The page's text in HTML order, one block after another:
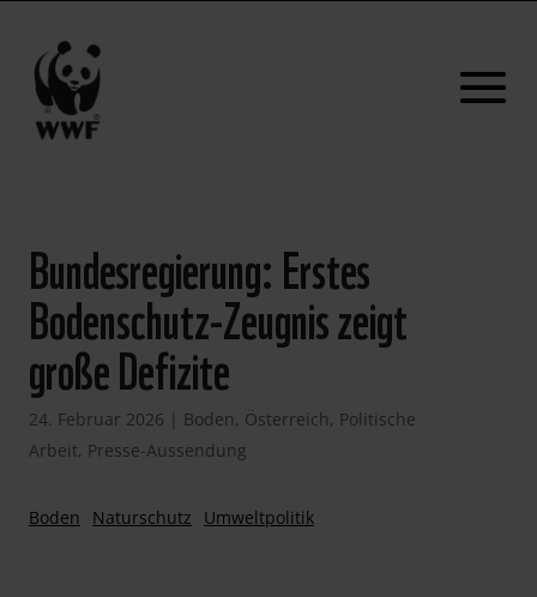
Bundesregierung: Erstes
Bodenschutz-Zeugnis zeigt
große Defizite
24. Februar 2026 | Boden, Österreich, Politische
Arbeit, Presse-Aussendung
Boden Naturschutz Umweltpolitik